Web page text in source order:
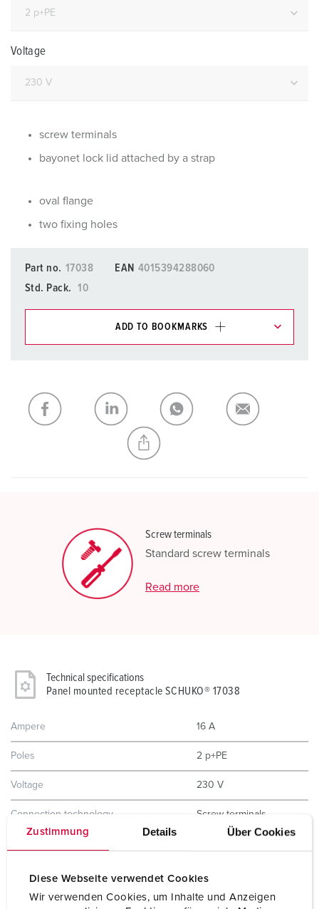
Zustimmung Details Über Cookies
Diese Webseite verwendet Cookies
Wir verwenden Cookies, um Inhalte und Anzeigen
Voltage
screw terminals
bayonet lock lid attached by a strap
oval flange
two fixing holes
Part no. 17038 EAN 4015394288060
Std. Pack.
10
ADD TO BOOKMARKS
My list ADD
CREATE A NEW LIST
Screw terminals
Standard screw terminals
Read more
Technical specifications
Panel mounted receptacle SCHUKO® 17038
Ampere 16 A
Poles 2 p+PE
Voltage 230 V
Connection technology Screw terminals
Protection type
Shutter No